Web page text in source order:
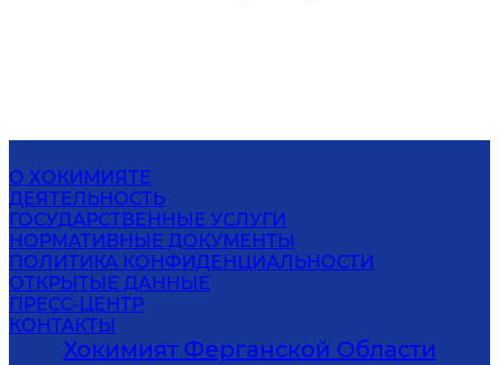
О ХОКИМИЯТЕ
ДЕЯТЕЛЬНОСТЬ
ГОСУДАРСТВЕННЫЕ УСЛУГИ
НОРМАТИВНЫЕ ДОКУМЕНТЫ
ПОЛИТИКА КОНФИДЕНЦИАЛЬНОСТИ
ОТКРЫТЫЕ ДАННЫЕ
ПРЕСС-ЦЕНТР
КОНТАКТЫ
Хокимият Ферганской Области